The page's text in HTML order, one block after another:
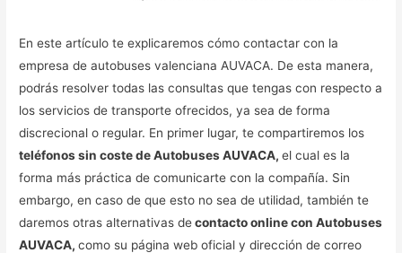
En este artículo te explicaremos cómo contactar con la
empresa de autobuses valenciana AUVACA. De esta manera,
podrás resolver todas las consultas que tengas con respecto a
los servicios de transporte ofrecidos, ya sea de forma
discrecional o regular. En primer lugar, te compartiremos los
teléfonos sin coste de Autobuses AUVACA,el cual es la
forma más práctica de comunicarte con la compañía. Sin
embargo, en caso de que esto no sea de utilidad, también te
daremos otras alternativas decontacto online con Autobuses
AUVACA,como su página web oficial y dirección de correo